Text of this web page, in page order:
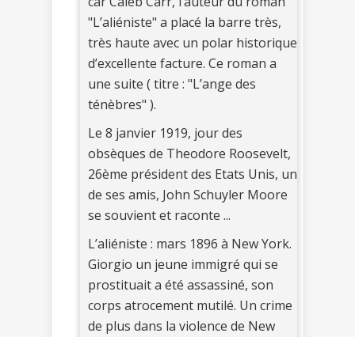
"L’aliéniste" a placé la barre très,
très haute avec un polar historique
d’excellente facture. Ce roman a
une suite ( titre : "L’ange des
ténèbres" ).
Le 8 janvier 1919, jour des
obsèques de Theodore Roosevelt,
26ème président des Etats Unis, un
de ses amis, John Schuyler Moore
se souvient et raconte ...
L’aliéniste : mars 1896 à New York.
Giorgio un jeune immigré qui se
prostituait a été assassiné, son
corps atrocement mutilé. Un crime
de plus dans la violence de New